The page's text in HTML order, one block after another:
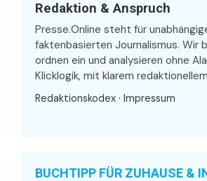
Redaktion & Anspruch
Presse.Online steht für
faktenbasierten Journalismus. Wir
ordnen ein und analysieren ohne
Klicklogik, mit klarem
Redaktionskodex · Impressum
BUCHTIPP FÜR ZUHAUSE &